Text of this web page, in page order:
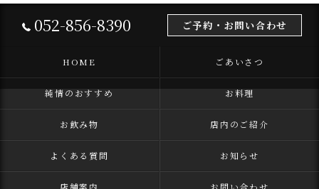
052-856-8390 ご予約・お問い合わせ
HOME ごあいさつ
純情のおすすめ お料理
お飲み物 店内のご紹介
よくある質問 お知らせ
店舗案内 お問い合わせ